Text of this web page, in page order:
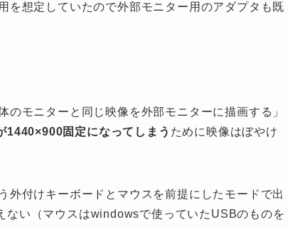
を想定していたので外部モニター用のアダプタも既
のモニターと同じ映像を外部モニターに描画する」
1440×900固定になってしまう ために映像はぼやけ
外付けキーボードとマウスを前提にしたモードで出
ない（マウスはwindowsで使っていたUSBのものを